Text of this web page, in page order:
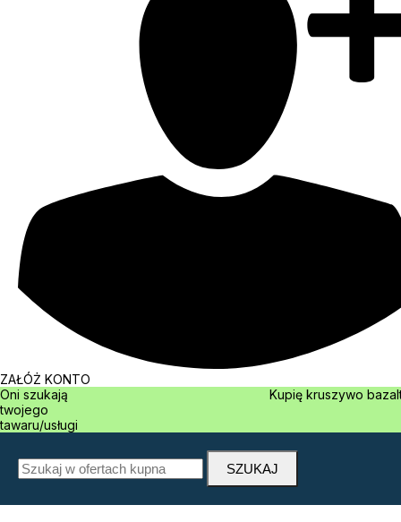
ZAŁÓŻ KONTO
Oni szukają
twojego
tawaru/usługi
Kupię kruszywo